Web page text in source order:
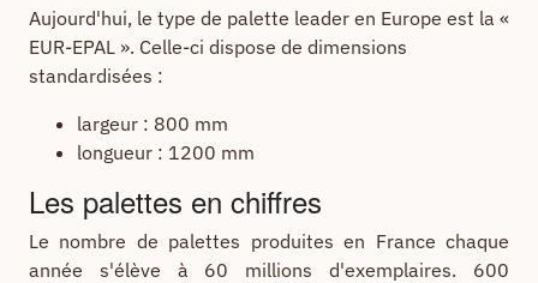
Aujourd'hui, le type de palette leader en Europe est la «
EUR-EPAL ». Celle-ci dispose de dimensions
standardisées :
largeur : 800 mm
longueur : 1200 mm
Les palettes en chiffres
Le nombre de palettes produites en France chaque
année s'élève à 60 millions d'exemplaires. 600